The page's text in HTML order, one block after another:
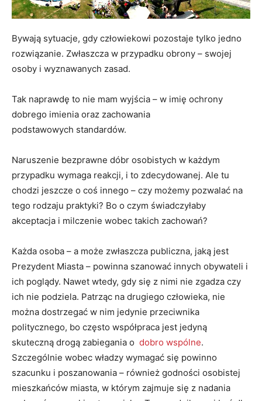
Bywają sytuacje, gdy człowiekowi pozostaje tylko jedno
rozwiązanie. Zwłaszcza w przypadku obrony – swojej
osoby i wyznawanych zasad.
Tak naprawdę to nie mam wyjścia – w imię ochrony
dobrego imienia oraz zachowania
podstawowych standardów.
Naruszenie bezprawne dóbr osobistych w każdym
przypadku wymaga reakcji, i to zdecydowanej. Ale tu
chodzi jeszcze o coś innego – czy możemy pozwalać na
tego rodzaju praktyki? Bo o czym świadczyłaby
akceptacja i milczenie wobec takich zachowań?
Każda osoba – a może zwłaszcza publiczna, jaką jest
Prezydent Miasta – powinna szanować innych obywateli i
ich poglądy. Nawet wtedy, gdy się z nimi nie zgadza czy
ich nie podziela. Patrząc na drugiego człowieka, nie
można dostrzegać w nim jedynie przeciwnika
politycznego, bo często współpraca jest jedyną
skuteczną drogą zabiegania o dobro wspólne.
Szczególnie wobec władzy wymagać się powinno
szacunku i poszanowania – również godności osobistej
mieszkańców miasta, w którym zajmuje się z nadania